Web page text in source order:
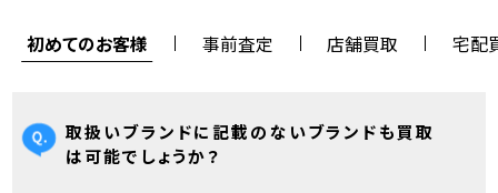
初めてのお客様 事前査定 店舗買取 宅配
取扱いブランドに記載のないブランドも買取
は可能でしょうか？